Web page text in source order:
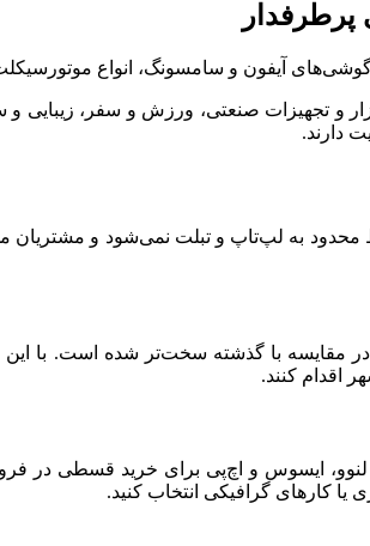
آیفون و سامسونگ، انواع
ابزار و تجهیزات صنعتی، ورزش و سفر،
دارند.
به لپ‌تاپ و تبلت‌ نمی‌شود و مشتریان
مقایسه با گذشته سخت‌تر شده است. با این
اقدام کنند.
لنوو، ایسوس و اچ‌پی برای خرید قسطی در
کارهای گرافیکی انتخاب کنید.